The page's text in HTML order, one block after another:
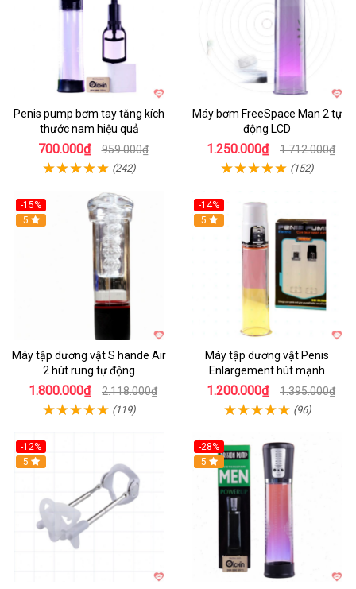
Penis pump bơm tay tăng kích
thước nam hiệu quả
700.000₫ 959.000₫
(242)
Máy bơm FreeSpace Man 2 tự
động LCD
1.250.000₫ 1.712.000₫
(152)
-15%
Hot
5
Máy tập dương vật S hande Air
2 hút rung tự động
1.800.000₫ 2.118.000₫
(119)
-14%
Hot
5
Máy tập dương vật Penis
Enlargement hút mạnh
1.200.000₫ 1.395.000₫
(96)
-12%
Hot
5
-28%
Hot
5